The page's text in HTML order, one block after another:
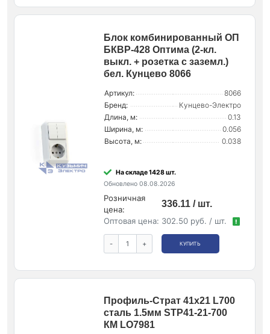
Блок комбинированный ОП
БКВР-428 Оптима (2-кл.
выкл. + розетка с заземл.)
бел. Кунцево 8066
Артикул:
8066
Бренд:
Кунцево-Электро
Длина, м:
0.13
Ширина, м:
0.056
Высота, м:
0.038
На складе 1428 шт.
Обновлено 08.08.2026
Розничная
цена:
336.11 / шт.
Оптовая цена: 302.50 руб. / шт. !
- + КУПИТЬ
Профиль-Страт 41х21 L700
сталь 1.5мм STP41-21-700
КМ LO7981